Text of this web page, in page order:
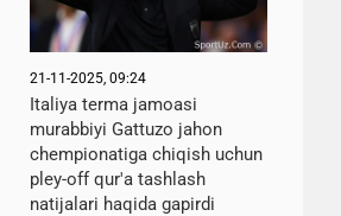
21-11-2025, 09:24
Italiya terma jamoasi
murabbiyi Gattuzo jahon
chempionatiga chiqish uchun
pley-off qur'a tashlash
natijalari haqida gapirdi